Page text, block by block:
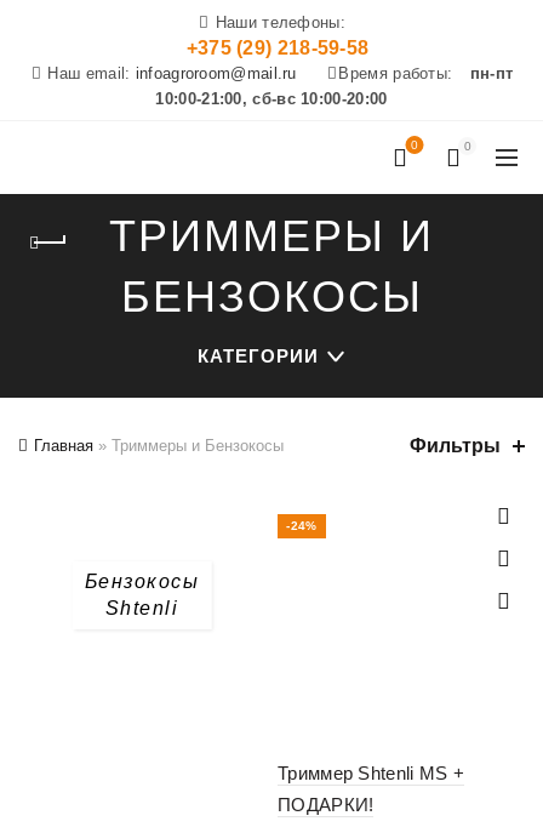
Наши телефоны:
+375 (29) 218-59-58
Наш email: infoagroroom@mail.ru Время работы:
пн-пт
10:00-21:00, сб-вс 10:00-20:00
0 0
ТРИММЕРЫ И
БЕНЗОКОСЫ
КАТЕГОРИИ
Главная » Триммеры и Бензокосы Фильтры
Бензокосы
Shtenli
-24%
Триммер Shtenli MS +
ПОДАРКИ!